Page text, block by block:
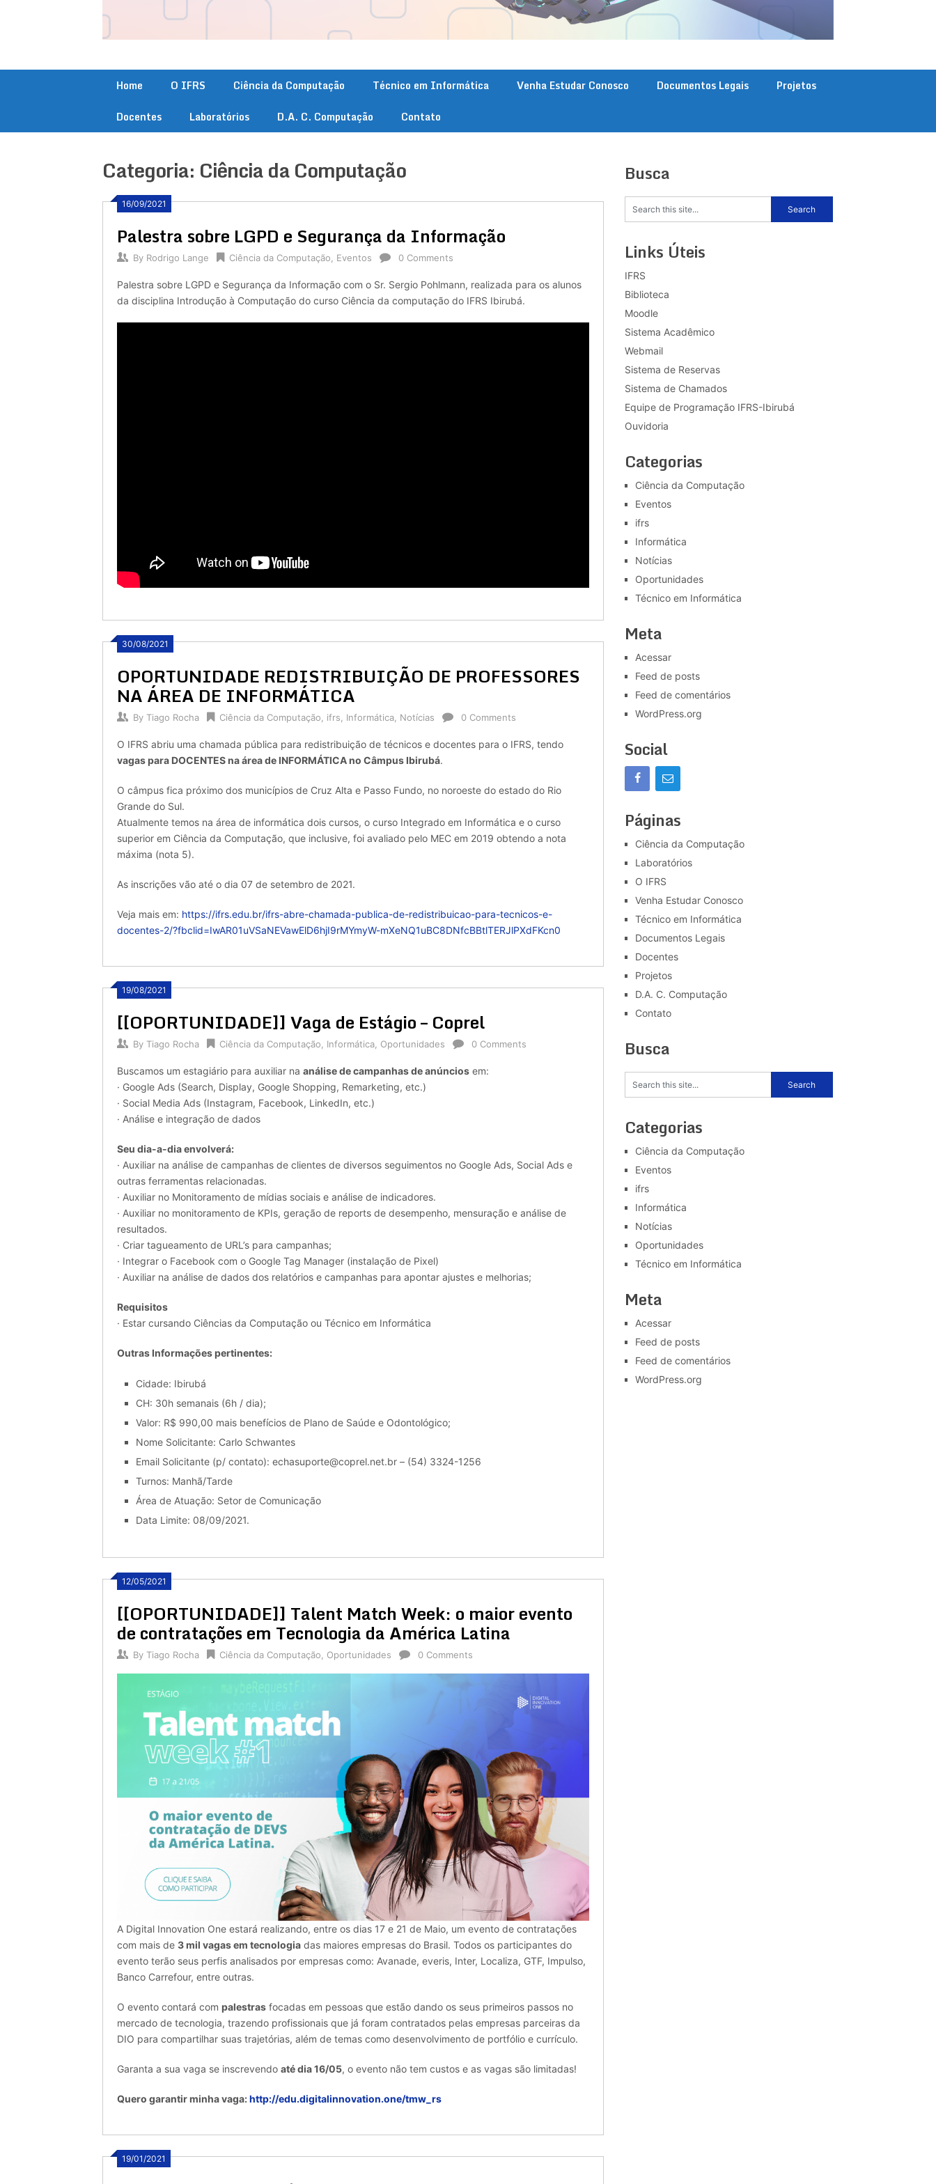
Home O IFRS Ciência da Computação Técnico em Informática Venha Estudar Conosco Documentos Legais
Projetos
Docentes
Laboratórios D.A. C. Computação Contato
Categoria: Ciência da Computação
16/09/2021
Palestra sobre LGPD e Segurança da Informação
By Rodrigo Lange Ciência da Computação Eventos 0 Comments
Palestra sobre LGPD e Segurança da Informação com o Sr. Sergio Pohlmann, realizada para os alunos
da disciplina Introdução à Computação do curso Ciência da computação do IFRS Ibirubá.
30/08/2021
OPORTUNIDADE REDISTRIBUIÇÃO DE PROFESSORES
NA ÁREA DE INFORMÁTICA
By Tiago Rocha Ciência da Computação ifrs Informática Notícias 0 Comments
O IFRS abriu uma chamada pública para redistribuição de técnicos e docentes para o IFRS, tendo
vagas para DOCENTES na área de INFORMÁTICA no Câmpus Ibirubá.
O câmpus fica próximo dos municípios de Cruz Alta e Passo Fundo, no noroeste do estado do Rio
Grande do Sul.
Atualmente temos na área de informática dois cursos, o curso Integrado em Informática e o curso
superior em Ciência da Computação, que inclusive, foi avaliado pelo MEC em 2019 obtendo a nota
máxima (nota 5).
As inscrições vão até o dia 07 de setembro de 2021.
Veja mais em: https://ifrs.edu.br/ifrs-abre-chamada-publica-de-redistribuicao-para-tecnicos-e-
docentes-2/?fbclid=IwAR01uVSaNEVawElD6hjI9rMYmyW-mXeNQ1uBC8DNfcBBtlTERJlPXdFKcn0
19/08/2021
[[OPORTUNIDADE]] Vaga de Estágio – Coprel
By Tiago Rocha Ciência da Computação Informática Oportunidades 0 Comments
Buscamos um estagiário para auxiliar na análise de campanhas de anúncios em:
· Google Ads (Search, Display, Google Shopping, Remarketing, etc.)
· Social Media Ads (Instagram, Facebook, LinkedIn, etc.)
· Análise e integração de dados
Seu dia-a-dia envolverá:
· Auxiliar na análise de campanhas de clientes de diversos seguimentos no Google Ads, Social Ads e
outras ferramentas relacionadas.
· Auxiliar no Monitoramento de mídias sociais e análise de indicadores.
· Auxiliar no monitoramento de KPIs, geração de reports de desempenho, mensuração e análise de
resultados.
· Criar tagueamento de URL’s para campanhas;
· Integrar o Facebook com o Google Tag Manager (instalação de Pixel)
· Auxiliar na análise de dados dos relatórios e campanhas para apontar ajustes e melhorias;
Requisitos
· Estar cursando Ciências da Computação ou Técnico em Informática
Outras Informações pertinentes:
Cidade: Ibirubá
CH: 30h semanais (6h / dia);
Valor: R$ 990,00 mais benefícios de Plano de Saúde e Odontológico;
Nome Solicitante: Carlo Schwantes
Email Solicitante (p/ contato): echasuporte@coprel.net.br – (54) 3324-1256
Turnos: Manhã/Tarde
Área de Atuação: Setor de Comunicação
Data Limite: 08/09/2021.
12/05/2021
[[OPORTUNIDADE]] Talent Match Week: o maior evento
de contratações em Tecnologia da América Latina
By Tiago Rocha Ciência da Computação Oportunidades 0 Comments
A Digital Innovation One estará realizando, entre os dias 17 e 21 de Maio, um evento de contratações
com mais de 3 mil vagas em tecnologia das maiores empresas do Brasil. Todos os participantes do
evento terão seus perfis analisados por empresas como: Avanade, everis, Inter, Localiza, GTF, Impulso,
Banco Carrefour, entre outras.
O evento contará com palestras focadas em pessoas que estão dando os seus primeiros passos no
mercado de tecnologia, trazendo profissionais que já foram contratados pelas empresas parceiras da
DIO para compartilhar suas trajetórias, além de temas como desenvolvimento de portfólio e currículo.
Garanta a sua vaga se inscrevendo até dia 16/05, o evento não tem custos e as vagas são limitadas!
Quero garantir minha vaga:http://edu.digitalinnovation.one/tmw_rs
19/01/2021
Busca
Links Úteis
IFRS
Biblioteca
Moodle
Sistema Acadêmico
Webmail
Sistema de Reservas
Sistema de Chamados
Equipe de Programação IFRS-Ibirubá
Ouvidoria
Categorias
Ciência da Computação
Eventos
ifrs
Informática
Notícias
Oportunidades
Técnico em Informática
Meta
Acessar
Feed de posts
Feed de comentários
WordPress.org
Social
Páginas
Ciência da Computação
Laboratórios
O IFRS
Venha Estudar Conosco
Técnico em Informática
Documentos Legais
Docentes
Projetos
D.A. C. Computação
Contato
Busca
Categorias
Ciência da Computação
Eventos
ifrs
Informática
Notícias
Oportunidades
Técnico em Informática
Meta
Acessar
Feed de posts
Feed de comentários
WordPress.org